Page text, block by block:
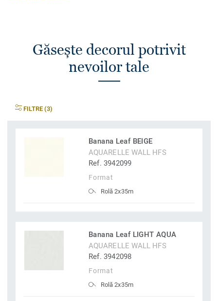
Găsește decorul potrivit
nevoilor tale
FILTRE (3)
Banana Leaf BEIGE
AQUARELLE WALL HFS
Ref. 3942099
Format
Rolă 2x35m
Banana Leaf LIGHT AQUA
AQUARELLE WALL HFS
Ref. 3942098
Format
Rolă 2x35m